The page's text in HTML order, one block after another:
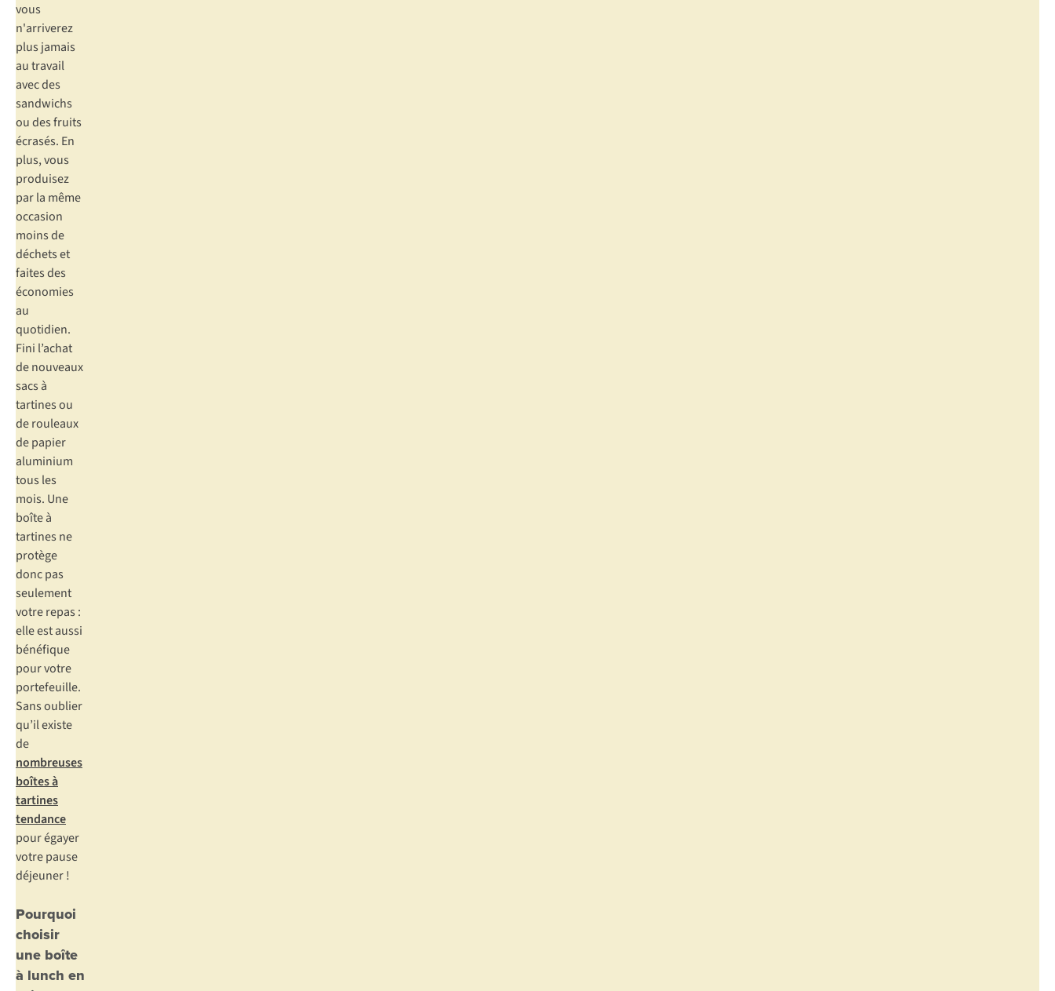
vous
n'arriverez
plus jamais
au travail
avec des
sandwichs
ou des fruits
écrasés. En
plus, vous
produisez
par la même
occasion
moins de
déchets et
faites des
économies
au
quotidien.
Fini l’achat
de nouveaux
sacs à
tartines ou
de rouleaux
de papier
aluminium
tous les
mois. Une
boîte à
tartines ne
protège
donc pas
seulement
votre repas :
elle est aussi
bénéfique
pour votre
portefeuille.
Sans oublier
qu’il existe
de
nombreuses
boîtes à
tartines
tendance
pour égayer
votre pause
déjeuner !
Pourquoi
choisir
une boîte
à lunch en